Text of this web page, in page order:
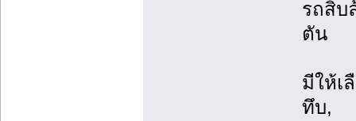
รถสิบ
ตัน
มีให้เ
ทึบ,